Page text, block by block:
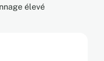
élevé